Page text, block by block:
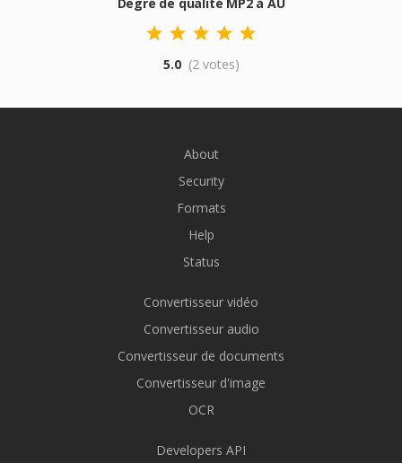
5.0 (2 votes)
About
Security
Formats
Help
Status
Convertisseur vidéo
Convertisseur audio
Convertisseur de documents
Convertisseur d'image
OCR
Developers API